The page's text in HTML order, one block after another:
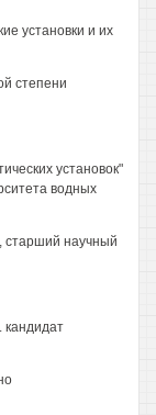
установки и их
степени
установок"
водных
старший научный
кандидат